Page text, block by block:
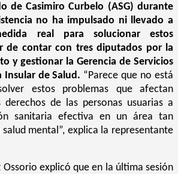
de Casimiro Curbelo (ASG) durante
no ha impulsado ni llevado a
real para solucionar estos
de contar con tres diputados por la
y gestionar la Gerencia de Servicios
Insular de Salud. “Parece que no está
estos problemas que afectan
de las personas usuarias a
sanitaria efectiva en un área tan
mental”, explica la representante
Ossorio explicó que en la última sesión